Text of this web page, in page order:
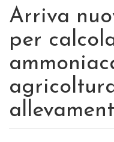
Arriva
per